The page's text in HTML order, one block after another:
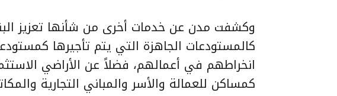
وكشفت مدن عن خدمات أخرى من شأنها تعزيز
كالمستودعات الجاهزة التي يتم تأجيرها
انخراطهم في أعمالهم، فضلاً عن الأراضي
كمساكن للعمالة والأسر والمباني التجارية